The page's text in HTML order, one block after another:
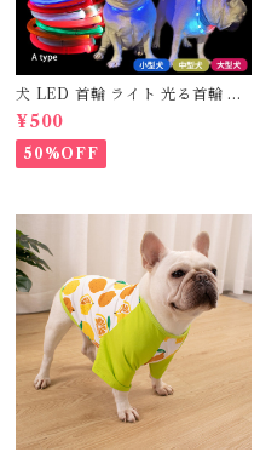
犬 LED 首輪 ライト 光る首輪 US
B充電 生活防水 長さ調整可能 首
輪 犬用 ペット カラー ペット用品
軽量 ドッグ用品 フレンチブルド
ック 大型犬 中型犬 小型犬 35c
¥500
50%OFF